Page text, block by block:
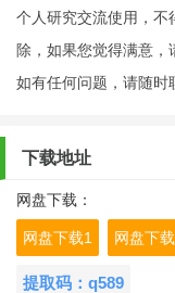
个人研究交流使用，不
除，如果您觉得满意，
如有任何问题，请随时
下载地址
网盘下载：
网盘下载1 网盘下
提取码：q589